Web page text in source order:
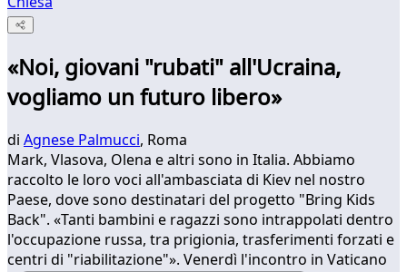
«Noi, giovani "rubati" all'Ucraina,
vogliamo un futuro libero»
di Agnese Palmucci, Roma
Mark, Vlasova, Olena e altri sono in Italia. Abbiamo
raccolto le loro voci all'ambasciata di Kiev nel nostro
Paese, dove sono destinatari del progetto "Bring Kids
Back". «Tanti bambini e ragazzi sono intrappolati dentro
l'occupazione russa, tra prigionia, trasferimenti forzati e
centri di "riabilitazione"». Venerdì l'incontro in Vaticano